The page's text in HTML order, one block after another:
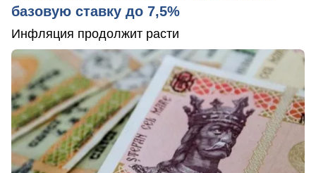
базовую ставку до 7,5%
Инфляция продолжит расти